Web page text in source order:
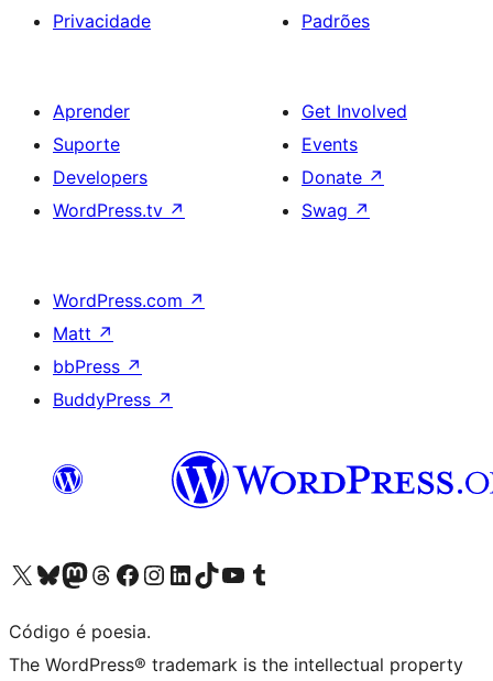
Privacidade
Padrões
Aprender
Suporte
Developers
WordPress.tv ↗
Get Involved
Events
Donate ↗
Swag ↗
WordPress.com ↗
Matt ↗
bbPress ↗
BuddyPress ↗
Visite a nossa conta X (antigo Twitter)
Visit our Bluesky account
Visit our Mastodon account
Visit our Threads account
Visite a nossa página do Facebook
Visite a nossa conta no Instagram
Visite a nossa conta no LinkedIn
Visit our TikTok account
Visit our YouTube channel
Visit our Tumblr account
Código é poesia.
The WordPress® trademark is the intellectual property